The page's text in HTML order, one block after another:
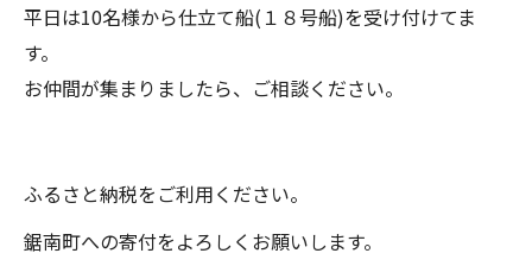
平日は10名様から仕立て船(１８号船)を受け付けてま
す。
お仲間が集まりましたら、ご相談ください。
ふるさと納税をご利用ください。
鋸南町への寄付をよろしくお願いします。